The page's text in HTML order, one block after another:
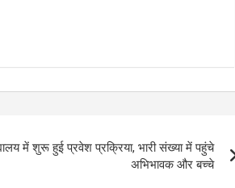
में शुरू हुई प्रवेश प्रक्रिया, भारी संख्या में पहुंचे
अभिभावक और बच्चे